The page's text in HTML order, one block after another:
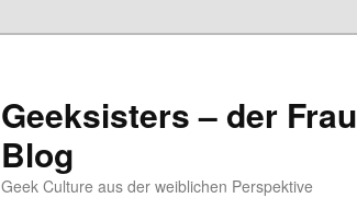
Geeksisters – der
Blog
Geek Culture aus der weiblichen Perspektive